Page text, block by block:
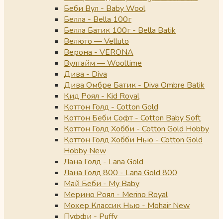
Беби Вул - Baby Wool
Белла - Bella 100г
Белла Батик 100г - Bella Batik
Велюто — Velluto
Верона - VERONA
Вултайм — Wooltime
Дива - Diva
Дива Омбре Батик - Diva Ombre Batik
Кид Роял - Kid Royal
Коттон Голд - Cotton Gold
Коттон Беби Софт - Cotton Baby Soft
Коттон Голд Хобби - Cotton Gold Hobby
Коттон Голд Хобби Нью - Cotton Gold
Hobby New
Лана Голд - Lana Gold
Лана Голд 800 - Lana Gold 800
Май Беби - My Baby
Мерино Роял - Merino Royal
Мохер Классик Нью - Mohair New
Пуффи - Puffy